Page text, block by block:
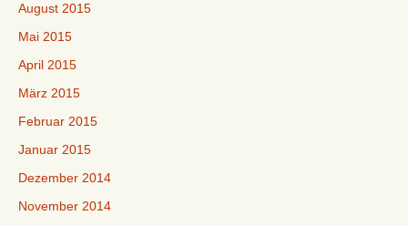
August 2015
Mai 2015
April 2015
März 2015
Februar 2015
Januar 2015
Dezember 2014
November 2014